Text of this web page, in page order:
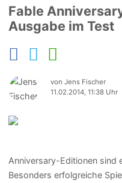
Fable
Ausgabe im Test
von Jens Fischer
11.02.2014, 11:38 Uhr
Anniversary-Editionen sind
Besonders erfolgreiche